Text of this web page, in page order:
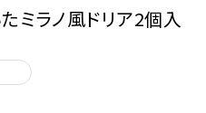
ミラノ風ドリア2個入